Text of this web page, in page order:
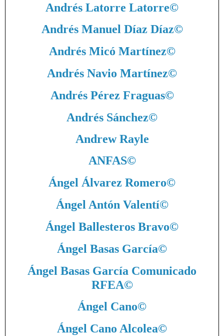
Andrés Latorre Latorre©
Andrés Manuel Díaz Díaz©
Andrés Micó Martínez©
Andrés Navio Martínez©
Andrés Pérez Fraguas©
Andrés Sánchez©
Andrew Rayle
ANFAS©
Ángel Álvarez Romero©
Ángel Antón Valentí©
Ángel Ballesteros Bravo©
Ángel Basas García©
Ángel Basas García Comunicado
RFEA©
Ángel Cano©
Ángel Cano Alcolea©